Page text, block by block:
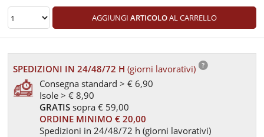
AGGIUNGI ARTICOLOAL CARRELLO
SPEDIZIONI IN 24/48/72 H(giorni lavorativi)
Consegna standard > € 6,90
Isole > € 8,90
GRATIS sopra € 59,00
ORDINE MINIMO € 20,00
Spedizioni in 24/48/72 h (giorni lavorativi)